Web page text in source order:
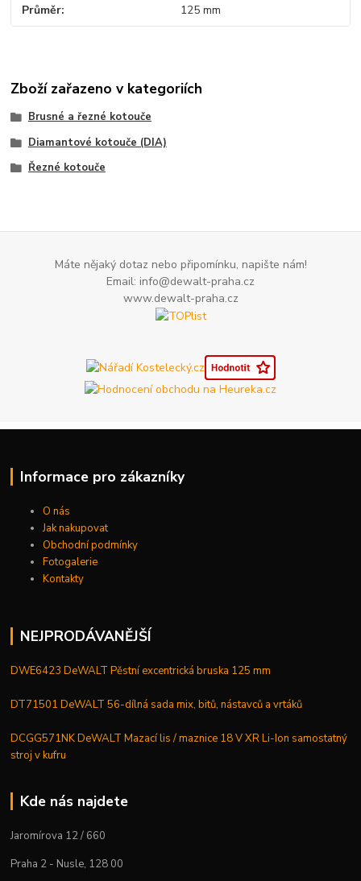
Průměr 125 mm
Zboží zařazeno v kategoriích
Brusné a řezné kotouče
Diamantové kotouče (DIA)
Řezné kotouče
Máte nějaký dotaz nebo připomínku, napište nám!
Email: info@dewalt-praha.cz
www.dewalt-praha.cz
Informace pro zákazníky
O nás
Jak nakupovat
Obchodní podmínky
Fotogalerie
Kontakty
NEJPRODÁVANĚJŠÍ
DWE6423 DeWALT Pěstní excentrická bruska 125 mm
DT71501 DeWALT 56-dílná sada mix, bitů, nástavců a vrtáků
DCGG571NK DeWALT Mazací lis / maznice 18 V XR Li-Ion samostatný
stroj v kufru
Kde nás najdete
Jaromírova 12 / 660
Praha 2 - Nusle, 128 00